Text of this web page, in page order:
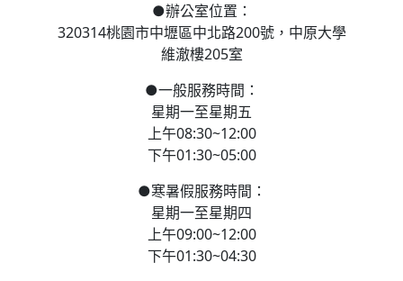
●辦公室位置：
320314桃園市中壢區中北路200號， 中原大學
維澈樓205室
●一般服務時間：
星期一至星期五
上午08:30~12:00
下午01:30~05:00
●寒暑假服務時間：
星期一至星期四
上午09:00~12:00
下午01:30~04:30